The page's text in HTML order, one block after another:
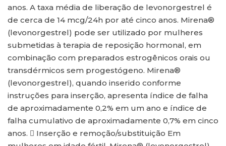
anos. A taxa média de liberação de levonorgestrel é
de cerca de 14 mcg/24h por até cinco anos. Mirena®
(levonorgestrel) pode ser utilizado por mulheres
submetidas à terapia de reposição hormonal, em
combinação com preparados estrogênicos orais ou
transdérmicos sem progestógeno. Mirena®
(levonorgestrel), quando inserido conforme
instruções para inserção, apresenta índice de falha
de aproximadamente 0,2% em um ano e índice de
falha cumulativo de aproximadamente 0,7% em cinco
anos.  Inserção e remoção/substituição Em